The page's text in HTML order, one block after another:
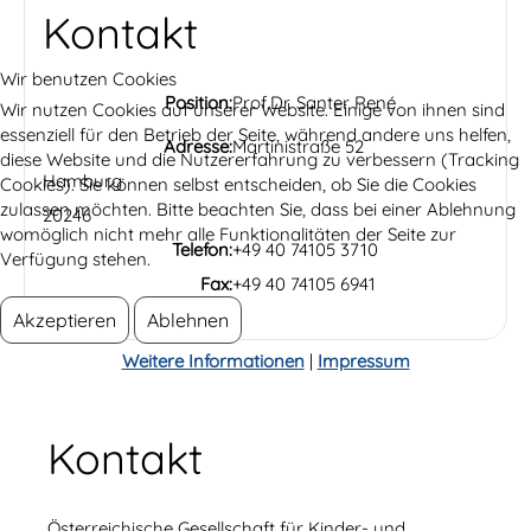
Kontakt
Position:Prof.Dr. Santer René
Adresse:Martinistraße 52
Hamburg
20246
Telefon:+49 40 74105 3710
Fax:+49 40 74105 6941
Kontakt
Wir benutzen Cookies
Wir nutzen Cookies auf unserer Website. Einige von ihnen sind
essenziell für den Betrieb der Seite, während andere uns helfen,
diese Website und die Nutzererfahrung zu verbessern (Tracking
Cookies). Sie können selbst entscheiden, ob Sie die Cookies
zulassen möchten. Bitte beachten Sie, dass bei einer Ablehnung
womöglich nicht mehr alle Funktionalitäten der Seite zur
Verfügung stehen.
Akzeptieren Ablehnen
Weitere Informationen| Impressum